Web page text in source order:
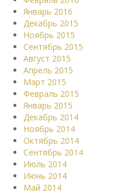
Январь 2016
Декабрь 2015
Ноябрь 2015
Сентябрь 2015
Август 2015
Апрель 2015
Март 2015
Февраль 2015
Январь 2015
Декабрь 2014
Ноябрь 2014
Октябрь 2014
Сентябрь 2014
Июль 2014
Июнь 2014
Май 2014